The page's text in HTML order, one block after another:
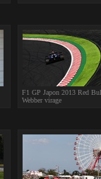
F1 GP Japon 2013 Red
Webber virage